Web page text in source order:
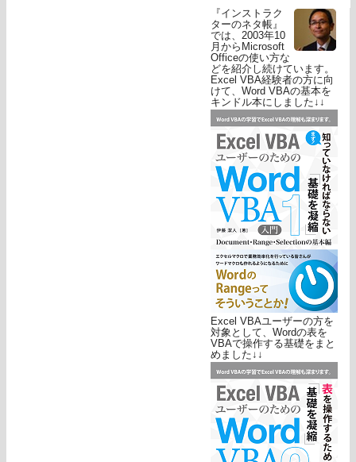
『インストラク
ターのネタ帳』
では、2003年10
月からMicrosoft
Officeの使い方な
どを紹介し続けています。
Excel VBA経験者の方に向
けて、Word VBAの基本を
キンドル本にしました↓↓
Excel VBAユーザーの方を
対象として、Wordの表を
VBAで操作する基礎をまと
めました↓↓